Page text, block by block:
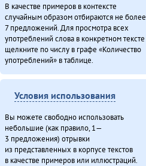
В качестве примеров в контексте
случайным образом отбираются не более
7 предложений. Для просмотра всех
употреблений слова в конкретном тексте
щелкните по числу в графе «Количество
употреблений» в таблице.
Условия использования
Вы можете свободно использовать
небольшие (как правило, 1—
3 предложения) отрывки
из представленных в корпусе текстов
в качестве примеров или иллюстраций.